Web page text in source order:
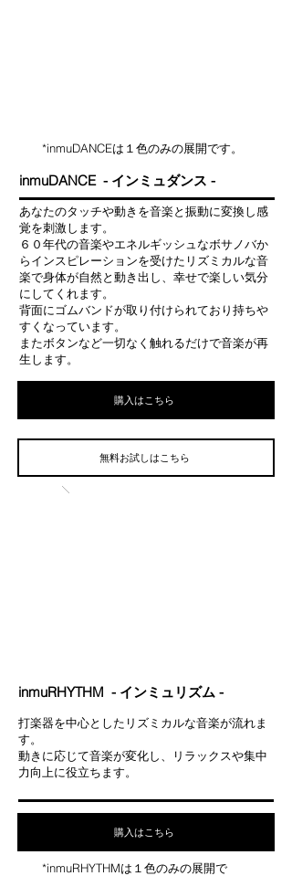
*inmuDANCEは１色のみの展開です。
inmuDANCE - インミュダンス -
あなたのタッチや動きを音楽と振動に変換し感
覚を刺激します。
６０年代の音楽やエネルギッシュなボサノバか
らインスピレーションを受けたリズミカルな音
楽で身体が自然と動き出し、幸せで楽しい気分
にしてくれます。
背面にゴムバンドが取り付けられており持ちや
すくなっています。
またボタンなど一切なく触れるだけで音楽が再
生します。
購入はこちら
無料お試しはこちら
inmuRHYTHM - インミュリズム -
打楽器を中心としたリズミカルな音楽が流れま
す。
動きに応じて音楽が変化し、リラックスや集中
力向上に役立ちます。
購入はこちら
*inmuRHYTHMは１色のみの展開で